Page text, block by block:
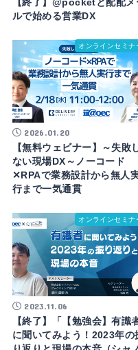
【終了】@pocketと配配メ
ルで始める営業DX
オンラインセミナ
2026.01.20
【無料ウェビナー】～失敗
ない現場DX～ノーコード
✕RPAで業務設計から無人
行まで一気通貫
オンラインセミナ
2023.11.06
【終了】「【勉強会】有識
に聞いてみよう！2023年の